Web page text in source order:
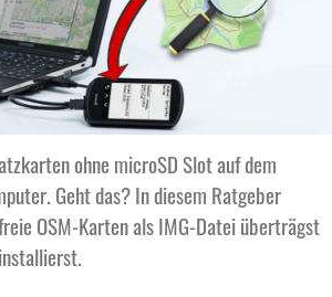
ohne microSD Slot auf dem
Geht das? In diesem Ratgeber
OSM-Karten als IMG-Datei überträgst